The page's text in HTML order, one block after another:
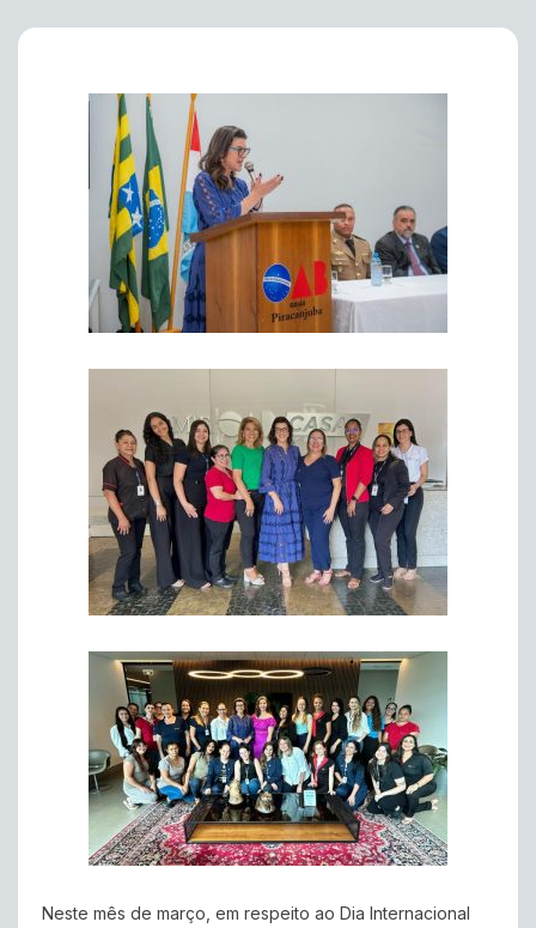
Neste mês de março, em respeito ao Dia Internacional